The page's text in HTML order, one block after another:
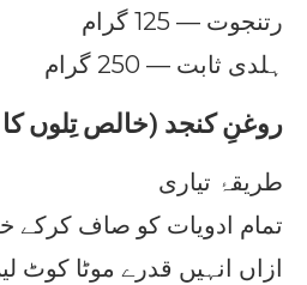
رتنجوت — 125 گرام
ہلدی ثابت — 250 گرام
روغنِ کنجد (خالص تِلوں کا
طریقۂ تیاری
تمام ادویات کو صاف کرکے
ازاں انہیں قدرے موٹا کوٹ